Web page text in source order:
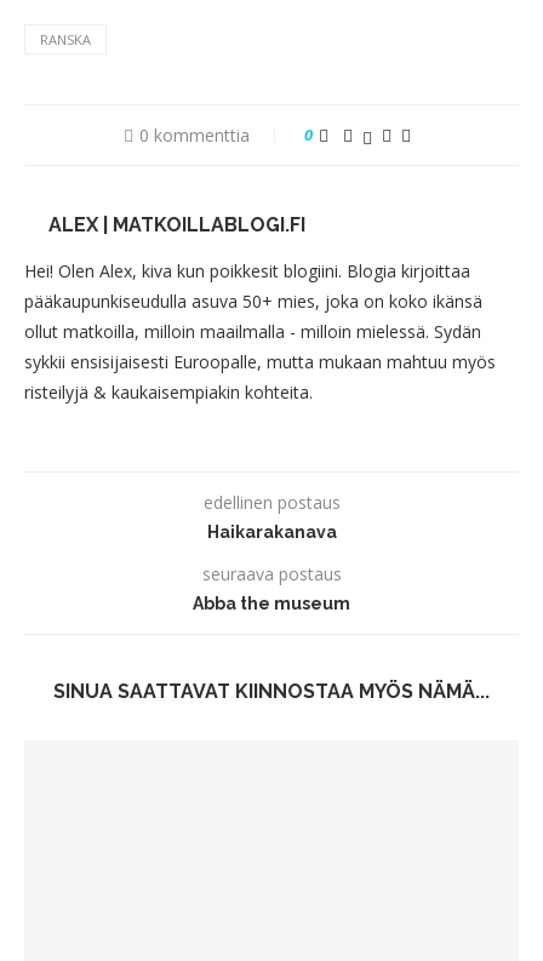
RANSKA
0 kommenttia 0
ALEX | MATKOILLABLOGI.FI
Hei! Olen Alex, kiva kun poikkesit blogiini. Blogia kirjoittaa
pääkaupunkiseudulla asuva 50+ mies, joka on koko ikänsä
ollut matkoilla, milloin maailmalla - milloin mielessä. Sydän
sykkii ensisijaisesti Euroopalle, mutta mukaan mahtuu myös
risteilyjä & kaukaisempiakin kohteita.
edellinen postaus
Haikarakanava
seuraava postaus
Abba the museum
SINUA SAATTAVAT KIINNOSTAA MYÖS NÄMÄ...